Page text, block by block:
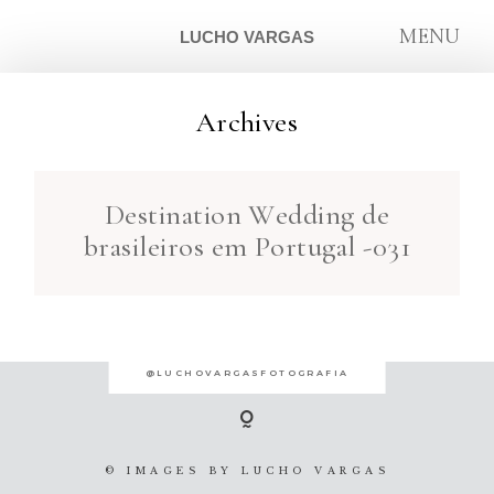
LUCHO VARGAS MENU
Archives
Destination Wedding de
brasileiros em Portugal -031
SOBRE
@LUCHOVARGASFOTOGRAFIA
© IMAGES BY LUCHO VARGAS